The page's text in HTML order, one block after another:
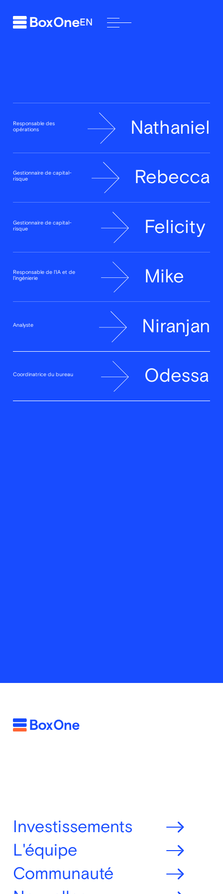
EN
Responsable des
opérations
Nathaniel
Gestionnaire de capital-
risque
Rebecca
Gestionnaire de capital-
risque
Felicity
Responsable de l'IA et de
l'ingénierie
Mike
Analyste Niranjan
Coordinatrice du bureau Odessa
Investissements
L'équipe
Communauté